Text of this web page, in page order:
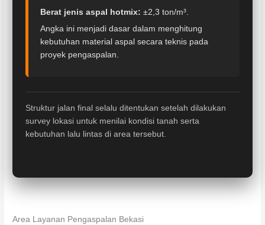
Berat jenis aspal hotmix: ±2,3 ton/m³.
Angka ini menjadi dasar dalam menghitung
kebutuhan material aspal secara teknis pada
proyek pengaspalan.
Struktur jalan final selalu ditentukan setelah dilakukan
survey lokasi untuk menilai kondisi tanah serta
kebutuhan lalu lintas di area tersebut.
Area Layanan Pengaspalan Bekasi